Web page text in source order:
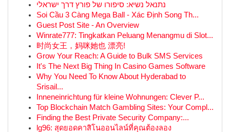
נתנאל נשיא: סיפורו של פורץ דרך ישראלי
Soi Cầu 3 Càng Mega Ball - Xác Định Song Th...
Guest Post Site - An Overview
Winrate777: Tingkatkan Peluang Menangmu di Slot...
时尚女王，妈咪她也 漂亮!
Grow Your Reach: A Guide to Bulk SMS Services
It's The Next Big Thing In Casino Games Software
Why You Need To Know About Hyderabad to
Srisail...
Inneneinrichtung für kleine Wohnungen: Clever P...
Top Blockchain Match Gambling Sites: Your Compl...
Finding the Best Private Security Company:...
lg96: สุดยอดคาสิโนออนไลน์ที่คุณต้องลอง